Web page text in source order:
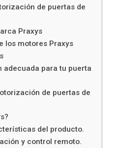
de puertas de
Praxys
los motores Praxys
adecuada para tu puerta
de puertas de
del producto.
y control remoto.